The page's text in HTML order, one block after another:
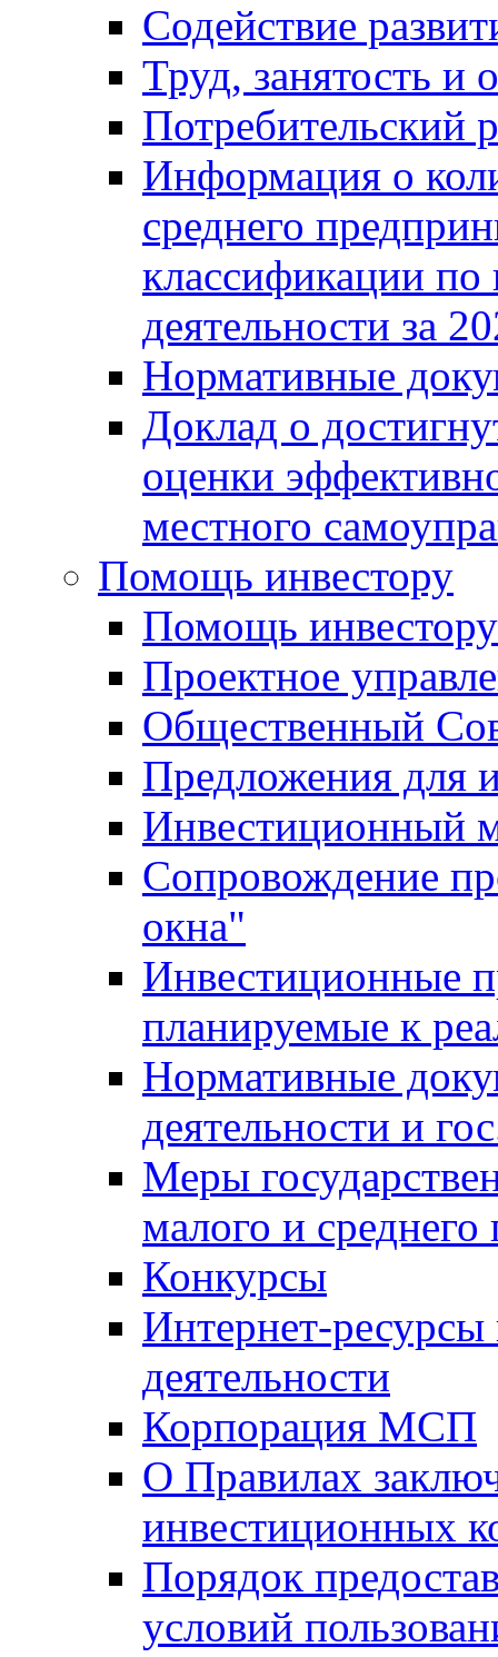
Содействие
Труд, занятость и
Потребительский
Информация о
среднего
классификации
деятельности за
Нормативные
Доклад о
оценки
местного
Помощь инвестору
Помощь инвестору
Проектное
Общественный
Предложения для
Инвестиционный
Сопровождение
окна"
Инвестиционные
планируемые к
Нормативные
деятельности и
Меры
малого и среднего
Конкурсы
Интернет-
деятельности
Корпорация МСП
О Правилах
инвестиционных
Порядок
условий